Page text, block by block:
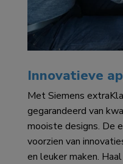
Innovatieve
Met Siemens
gegarandeerd van
mooiste designs. De
voorzien van
en leuker maken.